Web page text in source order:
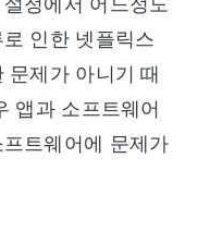
인한 넷플릭스
문제가 아니기 때
앱과 소프트웨어
트웨어에 문제가